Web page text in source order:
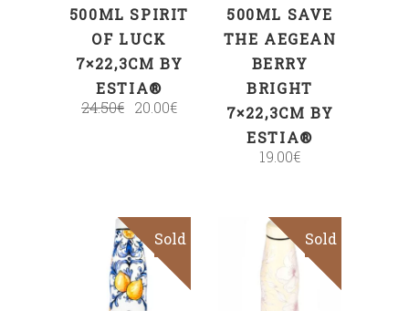
500ML SPIRIT
OF LUCK
7×22,3CM BY
ESTIA®
24.50€ 20.00€
500ML SAVE
THE AEGEAN
BERRY
BRIGHT
7×22,3CM BY
ESTIA®
19.00€
Sale
Sold
Διαβάστε
περισσότερα
Sale
Sold
Διαβάστε
περισσότερα